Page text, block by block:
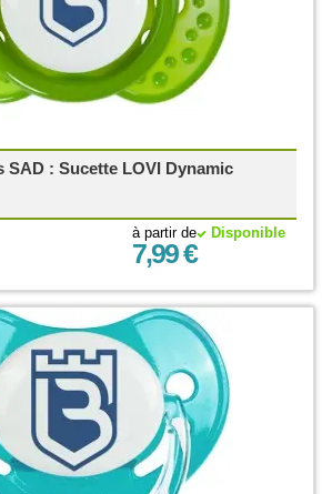
SAD : Sucette LOVI Dynamic
Disponible
à partir de
7,99 €